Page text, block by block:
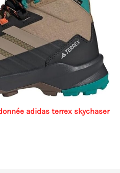
adidas terrex skychaser